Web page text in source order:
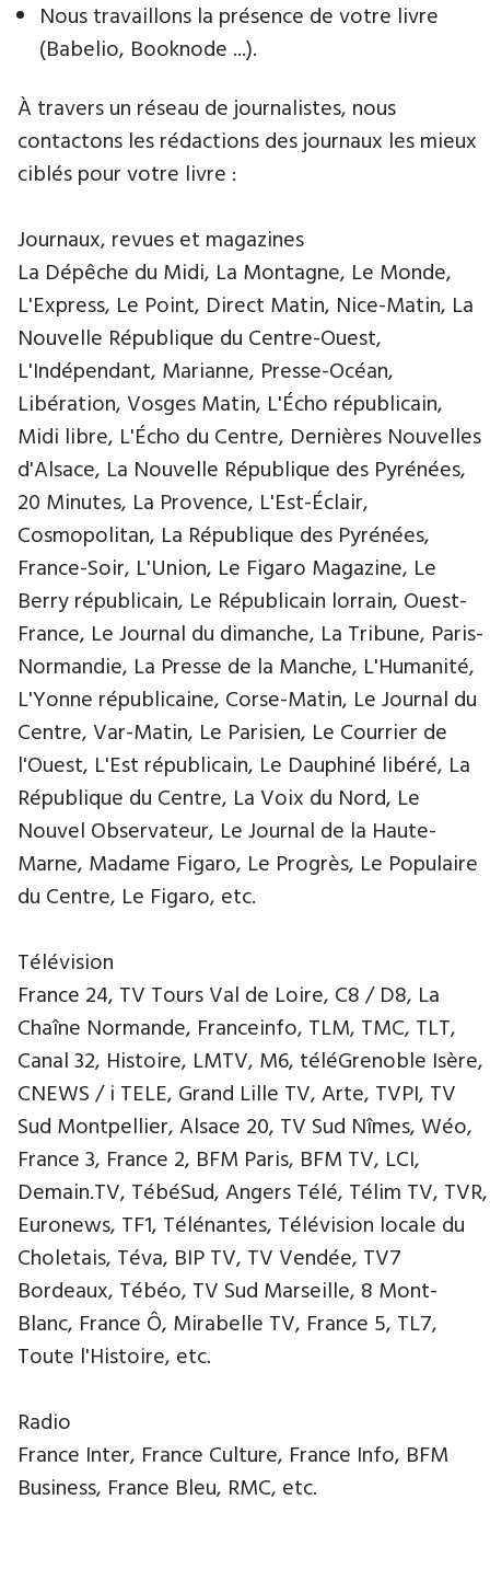
Nous travaillons la présence de votre livre
(Babelio, Booknode ...).
À travers un réseau de journalistes, nous
contactons les rédactions des journaux les mieux
ciblés pour votre livre :
Journaux, revues et magazines
La Dépêche du Midi, La Montagne, Le Monde,
L'Express, Le Point, Direct Matin, Nice-Matin, La
Nouvelle République du Centre-Ouest,
L'Indépendant, Marianne, Presse-Océan,
Libération, Vosges Matin, L'Écho républicain,
Midi libre, L'Écho du Centre, Dernières Nouvelles
d'Alsace, La Nouvelle République des Pyrénées,
20 Minutes, La Provence, L'Est-Éclair,
Cosmopolitan, La République des Pyrénées,
France-Soir, L'Union, Le Figaro Magazine, Le
Berry républicain, Le Républicain lorrain, Ouest-
France, Le Journal du dimanche, La Tribune, Paris-
Normandie, La Presse de la Manche, L'Humanité,
L'Yonne républicaine, Corse-Matin, Le Journal du
Centre, Var-Matin, Le Parisien, Le Courrier de
l'Ouest, L'Est républicain, Le Dauphiné libéré, La
République du Centre, La Voix du Nord, Le
Nouvel Observateur, Le Journal de la Haute-
Marne, Madame Figaro, Le Progrès, Le Populaire
du Centre, Le Figaro, etc.
Télévision
France 24, TV Tours Val de Loire, C8 / D8, La
Chaîne Normande, Franceinfo, TLM, TMC, TLT,
Canal 32, Histoire, LMTV, M6, téléGrenoble Isère,
CNEWS / i TELE, Grand Lille TV, Arte, TVPI, TV
Sud Montpellier, Alsace 20, TV Sud Nîmes, Wéo,
France 3, France 2, BFM Paris, BFM TV, LCI,
Demain.TV, TébéSud, Angers Télé, Télim TV, TVR,
Euronews, TF1, Télénantes, Télévision locale du
Choletais, Téva, BIP TV, TV Vendée, TV7
Bordeaux, Tébéo, TV Sud Marseille, 8 Mont-
Blanc, France Ô, Mirabelle TV, France 5, TL7,
Toute l'Histoire, etc.
Radio
France Inter, France Culture, France Info, BFM
Business, France Bleu, RMC, etc.